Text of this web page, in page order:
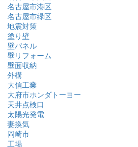
名古屋市港区
名古屋市緑区
地震対策
塗り壁
壁パネル
壁リフォーム
壁面収納
外構
大信工業
大府市ホンダトーヨー
天井点検口
太陽光発電
妻換気
岡崎市
工場